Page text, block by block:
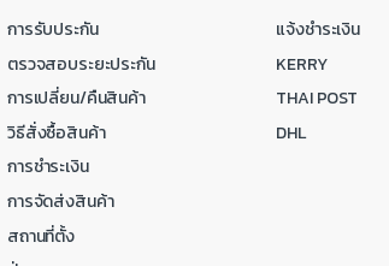
การรับประกัน
ตรวจสอบระยะประกัน
การเปลี่ยน/คืนสินค้า
วิธีสั่งซื้อสินค้า
การชำระเงิน
การจัดส่งสินค้า
สถานที่ตั้ง
แจ้งชำระเงิน
KERRY
THAI POST
DHL